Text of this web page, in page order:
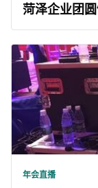
菏泽企业团
年会直播